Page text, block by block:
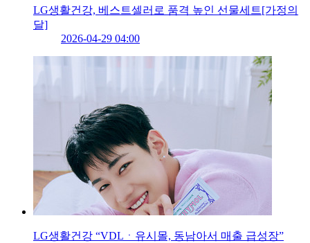
LG생활건강, 베스트셀러로 품격 높인 선물세트[가정의
달]
2026-04-29 04:00
LG생활건강 “VDLㆍ유시몰, 동남아서 매출 급성장”